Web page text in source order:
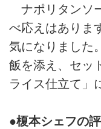
ナポリタンソ
べ応えはありま
気になりました
飯を添え、セッ
ライス仕立て」
●榎本シェフの